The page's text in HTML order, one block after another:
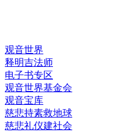
观音世界
释明吉法师
电子书专区
观音世界基金会
观音宝库
慈悲持素救地球
慈悲礼仪建社会